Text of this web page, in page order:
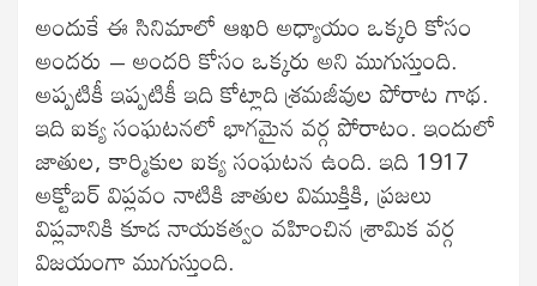
అందుకే ఈ సినిమాలో ఆఖరి అధ్యాయం ఒక్కరి కోసం
అందరు – అందరి కోసం ఒక్కరు అని ముగుస్తుంది.
అప్పటికీ ఇప్పటికీ ఇది కోట్లాది శ్రమజీవుల పోరాట గాథ.
ఇది ఐక్య సంఘటనలో భాగమైన వర్గ పోరాటం. ఇందులో
జాతుల, కార్మికుల ఐక్య సంఘటన ఉంది. ఇది 1917
అక్టోబర్‍ విప్లవం నాటికి జాతుల విముక్తికి, ప్రజలు
విప్లవానికి కూడ నాయకత్వం వహించిన శ్రామిక వర్గ
విజయంగా ముగుస్తుంది.